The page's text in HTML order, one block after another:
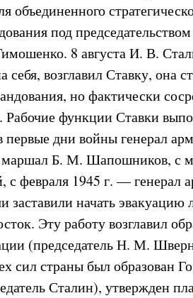
объединенного
под
8 августа И. В.
себя, возглавил Ставку, она
но фактически
Рабочие функции Ставки
первые дни войны генерал
Б. М. Шапошников, с
с февраля 1945 г. — генерал
заставили начать
Эту работу возглавил
(председатель Н. М.
сил страны был образован
Сталин), утвержден